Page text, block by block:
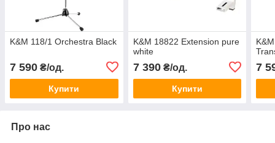
K&M 118/1 Orchestra Black
7 590 ₴/од.
Купити
K&M 18822 Extension pure
white
7 390₴/од.
Купити
7
Про нас